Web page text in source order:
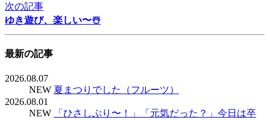
次の記事
ゆき遊び、楽しい〜☃️
最新の記事
2026.08.07
NEW 夏まつりでした（フルーツ）
2026.08.01
NEW
「ひさしぶり〜！」「元気だった？」今日は卒